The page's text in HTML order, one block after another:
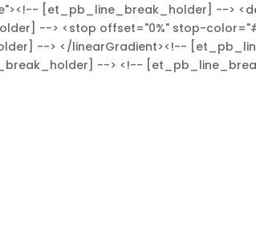
[et_pb_line_break_holder] -->
--> <stop offset="0%" stop-
--> </linearGradient><!--
--> <!--